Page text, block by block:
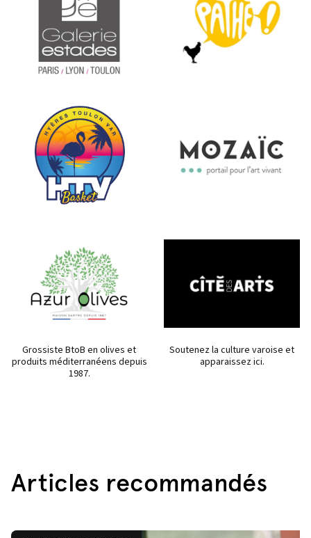
Grossiste BtoB en olives et
produits méditerranéens depuis
1987.
Soutenez la culture varoise et
apparaissez ici.
Articles recommandés